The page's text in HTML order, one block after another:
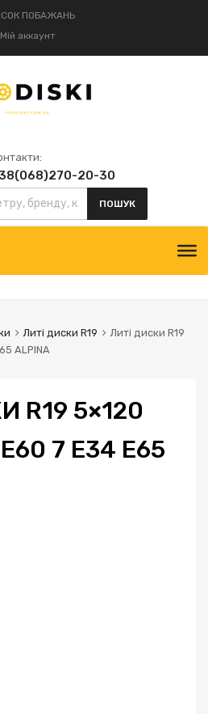
ПОБАЖАНЬ
Мій аккаунт
20-30
52-75
ПОШУК
Литі диски R19
Литі диски R19
ALPINA
R19 5×120
7 E34 E65